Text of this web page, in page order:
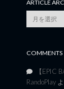
ARTICLE
Article
Archives
COMMENTS
【EPIC
RandoPlay